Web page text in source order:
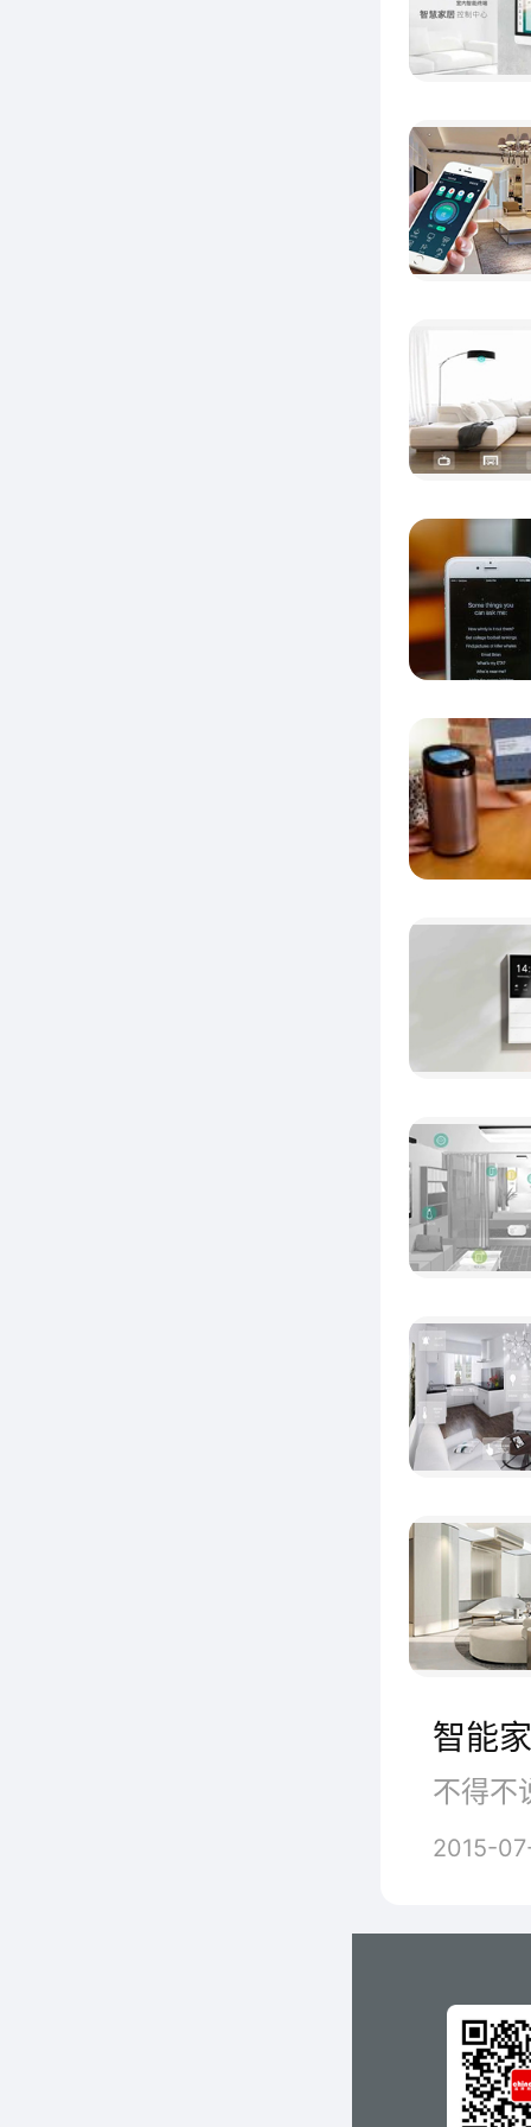
这款
手或
备。
版的
多数
运动
里的
利，
的技
一种
采用
控制
房间
让
智能
2015-